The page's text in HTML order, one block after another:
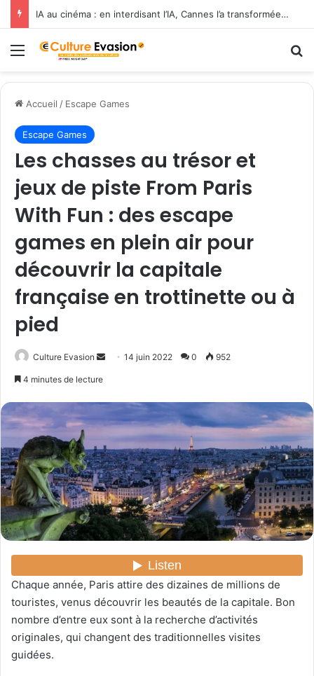
IA au cinéma : en interdisant l’IA, Cannes l’a transformée en label de luxe
Menu
Accueil / Escape Games
Escape Games
Les chasses au trésor et
jeux de piste From Paris
With Fun : des escape
games en plein air pour
découvrir la capitale
française en trottinette ou à
pied
Culture Evasion
o
y
r
u
n
c
o
u
r
r
i
e
l
14 juin 2022 0 952
4 minutes de lecture
Chaque année, Paris attire des dizaines de millions de
touristes, venus découvrir les beautés de la capitale. Bon
nombre d’entre eux sont à la recherche d’activités
originales, qui changent des traditionnelles visites
guidées.